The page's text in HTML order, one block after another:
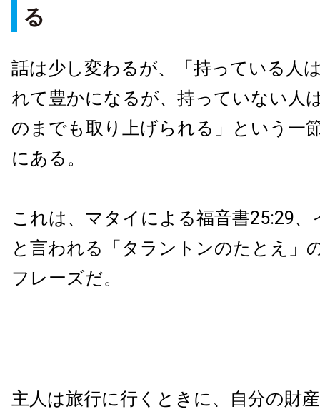
る
話は少し変わるが、「持っている人
れて豊かになるが、持っていない人
のまでも取り上げられる」という一
にある。
これは、マタイによる福音書25:29
と言われる「タラントンのたとえ」
フレーズだ。
主人は旅行に行くときに、自分の財